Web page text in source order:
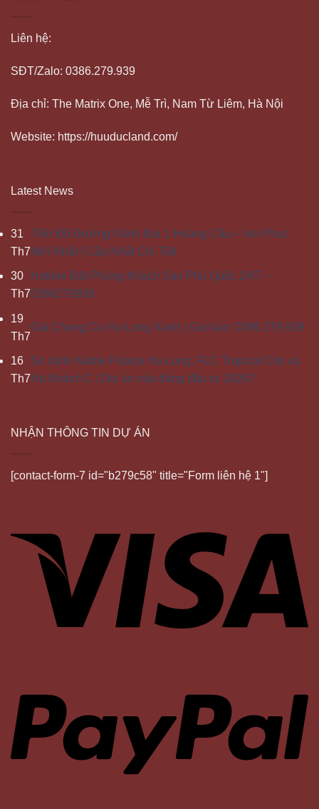
Liên hệ:
SĐT/Zalo: 0386.279.939
Địa chỉ: The Matrix One, Mễ Trì, Nam Từ Liêm, Hà Nội
Website: https://huuducland.com/
Latest News
31
Th7
Tiến Độ Đường Vành Đai 1 Hoàng Cầu – Voi Phục
Mới Nhất | Cập Nhật Chi Tiết
30
Th7
Hotline Đặt Phòng Khách Sạn Phú Quốc 24/7 –
0386279939
19
Th7
Giá Chung Cư Hạ Long Xanh | Giá bán: 0386 279 939
16
Th7
So sánh Noble Palace Hạ Long, FLC Tropical City và
Hà Khánh C | Dự án nào đáng đầu tư 2026?
NHẬN THÔNG TIN DỰ ÁN
[contact-form-7 id="b279c58" title="Form liên hệ 1"]